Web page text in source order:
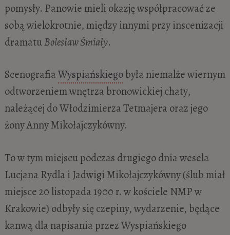
pomysły. Panowie mieli okazję współpracować ze
sobą wielokrotnie, między innymi przy inscenizacji
dramatuBolesław Śmiały.
ScenografiaWyspiańskiegobyła niemalże wiernym
odtworzeniem wnętrza bronowickiej chaty,
należącej do Włodzimierza Tetmajera oraz jego
żony Anny Mikołajczykówny.
To w tym miejscu podczas drugiego dnia wesela
Lucjana Rydla i Jadwigi Mikołajczykówny (ślub miał
miejsce 20 listopada 1900 r. w kościele NMP w
Krakowie) odbyły się czepiny, wydarzenie, będące
kanwą dla napisania przez Wyspiańskiego